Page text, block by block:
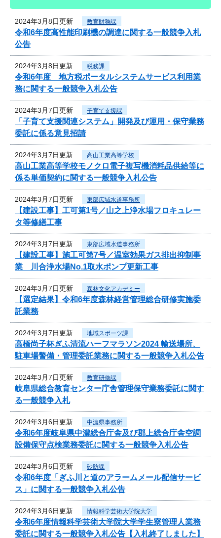
2024年3月8日更新 教育財務課
令和6年度高性能印刷機の調達に関する一般競争入札
公告
2024年3月8日更新 税務課
令和6年度 地方税ポータルシステムサービス利用業
務に関する一般競争入札公告
2024年3月7日更新 子育て支援課
「子育て支援関連システム」開発及び運用・保守業務
委託に係る意見招請
2024年3月7日更新 高山工業高等学校
高山工業高等学校モノクロ電子複写機消耗品供給等に
係る単価契約に関する一般競争入札公告
2024年3月7日更新 東部広域水道事務所
【建設工事】工可第1号／山之上浄水場フロキュレー
タ等修繕工事
2024年3月7日更新 東部広域水道事務所
【建設工事】施工可第7号／温室効果ガス排出抑制事
業 川合浄水場No.1取水ポンプ更新工事
2024年3月7日更新 森林文化アカデミー
【選定結果】令和6年度森林経営管理総合研修実施委
託業務
2024年3月7日更新 地域スポーツ課
高橋尚子杯ぎふ清流ハーフマラソン2024 輸送場所、
駐車場警備・管理委託業務に関する一般競争入札公告
2024年3月7日更新 教育研修課
岐阜県総合教育センター庁舎管理保守業務委託に関す
る一般競争入札
2024年3月6日更新 中濃県事務所
令和6年度岐阜県中濃総合庁舎及び郡上総合庁舎空調
設備保守点検業務委託に関する一般競争入札公告
2024年3月6日更新 砂防課
令和6年度「ぎふ川と道のアラームメール配信サービ
ス」に関する一般競争入札公告
2024年3月6日更新 情報科学芸術大学院大学
令和6年度情報科学芸術大学院大学学生寮管理人業務
委託に関する一般競争入札公告【入札終了しました】